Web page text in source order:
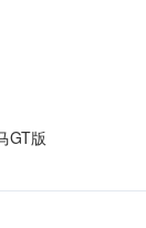
GT版